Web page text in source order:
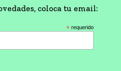
coloca tu email:
* requerido